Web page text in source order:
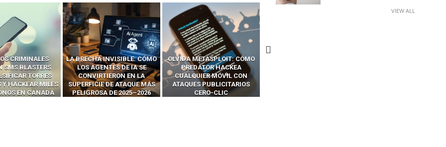
INVISIBLE: CÓMO
DE IA SE
EN LA
DE ATAQUE MÁS
DE 2025–2026
OLVIDA METASPLOIT: CÓMO
PREDATOR HACKEA
CUALQUIER MÓVIL CON
ATAQUES PUBLICITARIOS
CERO-CLIC
CÓMO LOS HACKERS
INTERCEPTAN OTPS Y
LLAMADAS MÓVILES SIN
‘HACKEAR’ — EL INCREÍBLE
PODER DE LOS SIM BOXES”
VIEW ALL